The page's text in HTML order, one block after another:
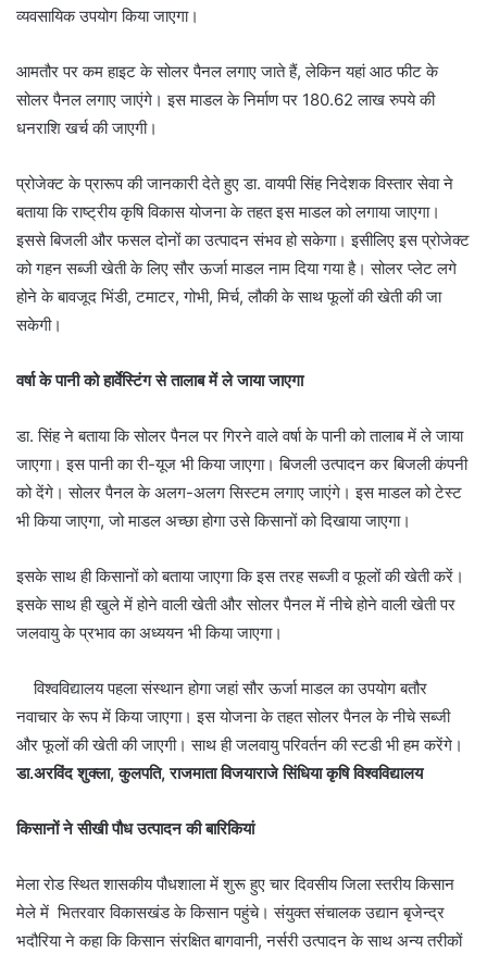
व्यवसायिक उपयोग किया जाएगा।
आमतौर पर कम हाइट के सोलर पैनल लगाए जाते हैं, लेकिन यहां आठ फीट के
सोलर पैनल लगाए जाएंगे। इस माडल के निर्माण पर 180.62 लाख रुपये की
धनराशि खर्च की जाएगी।
प्रोजेक्ट के प्रारूप की जानकारी देते हुए डा. वायपी सिंह निदेशक विस्तार सेवा ने
बताया कि राष्ट्रीय कृषि विकास योजना के तहत इस माडल को लगाया जाएगा।
इससे बिजली और फसल दोनों का उत्पादन संभव हो सकेगा। इसीलिए इस प्रोजेक्ट
को गहन सब्जी खेती के लिए सौर ऊर्जा माडल नाम दिया गया है। सोलर प्लेट लगे
होने के बावजूद भिंडी, टमाटर, गोभी, मिर्च, लौकी के साथ फूलों की खेती की जा
सकेगी।
वर्षा के पानी को हार्वेस्टिंग से तालाब में ले जाया जाएगा
डा. सिंह ने बताया कि सोलर पैनल पर गिरने वाले वर्षा के पानी को तालाब में ले जाया
जाएगा। इस पानी का री-यूज भी किया जाएगा। बिजली उत्पादन कर बिजली कंपनी
को देंगे। सोलर पैनल के अलग-अलग सिस्टम लगाए जाएंगे। इस माडल को टेस्ट
भी किया जाएगा, जो माडल अच्छा होगा उसे किसानों को दिखाया जाएगा।
इसके साथ ही किसानों को बताया जाएगा कि इस तरह सब्जी व फूलों की खेती करें।
इसके साथ ही खुले में होने वाली खेती और सोलर पैनल में नीचे होने वाली खेती पर
जलवायु के प्रभाव का अध्ययन भी किया जाएगा।
विश्वविद्यालय पहला संस्थान होगा जहां सौर ऊर्जा माडल का उपयोग बतौर
नवाचार के रूप में किया जाएगा। इस योजना के तहत सोलर पैनल के नीचे सब्जी
और फूलों की खेती की जाएगी। साथ ही जलवायु परिवर्तन की स्टडी भी हम करेंगे।
डा.अरविंद शुक्ला, कुलपति, राजमाता विजयाराजे सिंधिया कृषि विश्वविद्यालय
किसानों ने सीखी पौध उत्पादन की बारिकियां
मेला रोड स्थित शासकीय पौधशाला में शुरू हुए चार दिवसीय जिला स्तरीय किसान
मेले में भितरवार विकासखंड के किसान पहुंचे। संयुक्त संचालक उद्यान बृजेन्द्र
भदौरिया ने कहा कि किसान संरक्षित बागवानी, नर्सरी उत्पादन के साथ अन्य तरीकों